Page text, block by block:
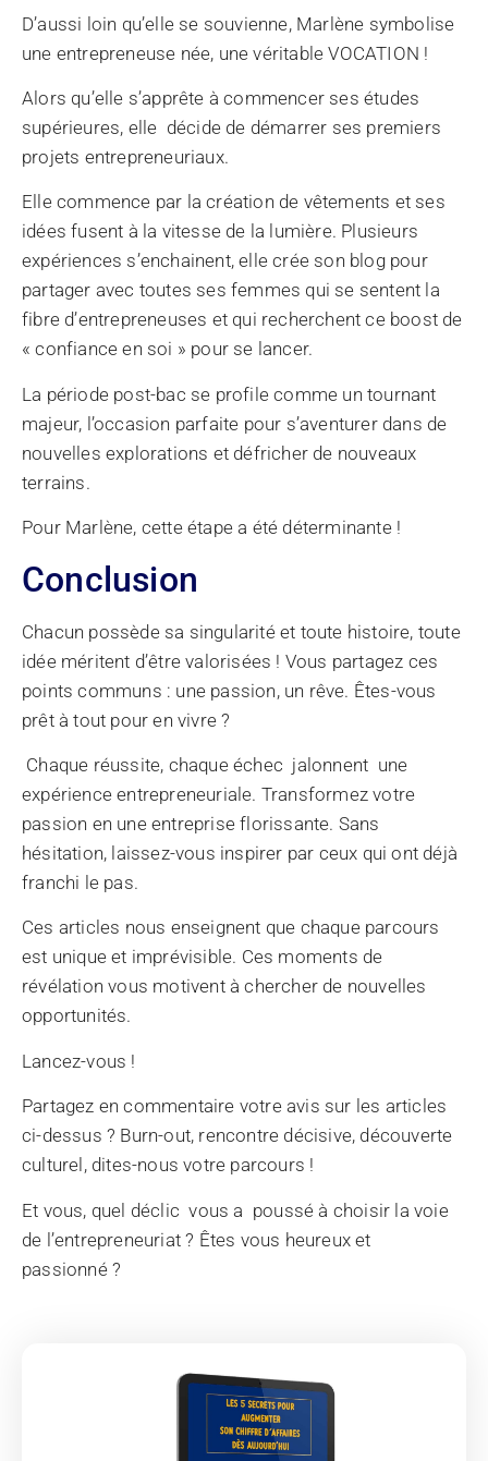
D’aussi loin qu’elle se souvienne, Marlène symbolise
une entrepreneuse née, une véritable VOCATION !
Alors qu’elle s’apprête à commencer ses études
supérieures, elle décide de démarrer ses premiers
projets entrepreneuriaux.
Elle commence par la création de vêtements et ses
idées fusent à la vitesse de la lumière. Plusieurs
expériences s’enchainent, elle crée son blog pour
partager avec toutes ses femmes qui se sentent la
fibre d’entrepreneuses et qui recherchent ce boost de
« confiance en soi » pour se lancer.
La période post-bac se profile comme un tournant
majeur, l’occasion parfaite pour s’aventurer dans de
nouvelles explorations et défricher de nouveaux
terrains.
Pour Marlène, cette étape a été déterminante !
Conclusion
Chacun possède sa singularité et toute histoire, toute
idée méritent d’être valorisées ! Vous partagez ces
points communs : une passion, un rêve. Êtes-vous
prêt à tout pour en vivre ?
Chaque réussite, chaque échec jalonnent une
expérience entrepreneuriale. Transformez votre
passion en une entreprise florissante. Sans
hésitation, laissez-vous inspirer par ceux qui ont déjà
franchi le pas.
Ces articles nous enseignent que chaque parcours
est unique et imprévisible. Ces moments de
révélation vous motivent à chercher de nouvelles
opportunités.
Lancez-vous !
Partagez en commentaire votre avis sur les articles
ci-dessus ? Burn-out, rencontre décisive, découverte
culturel, dites-nous votre parcours !
Et vous, quel déclic vous a poussé à choisir la voie
de l’entrepreneuriat ? Êtes vous heureux et
passionné ?